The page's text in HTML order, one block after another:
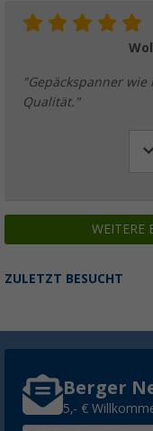
"Gepäckspanner
Qualität."
WEITERE
ZULETZT BESUCHT
Berger
5,- €